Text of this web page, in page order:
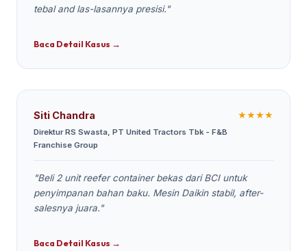
tebal and las-lasannya presisi."
Baca Detail Kasus →
Siti Chandra
Direktur RS Swasta, PT United Tractors Tbk - F&B
Franchise Group
★★★★
"Beli 2 unit reefer container bekas dari BCI untuk
penyimpanan bahan baku. Mesin Daikin stabil, after-
salesnya juara."
Baca Detail Kasus →